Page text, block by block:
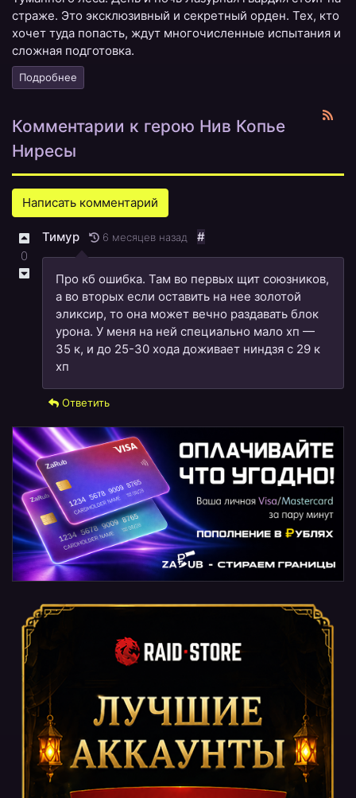
страже. Это эксклюзивный и секретный орден. Тех, кто
хочет туда попасть, ждут многочисленные испытания и
сложная подготовка.
Подробнее
Комментарии к герою Нив Копье
Ниресы
Написать комментарий
0
Тимур 6 месяцев назад #
Про кб ошибка. Там во первых щит союзников,
а во вторых если оставить на нее золотой
эликсир, то она может вечно раздавать блок
урона. У меня на ней специально мало хп —
35 к, и до 25-30 хода доживает ниндзя с 29 к
хп
Ответить